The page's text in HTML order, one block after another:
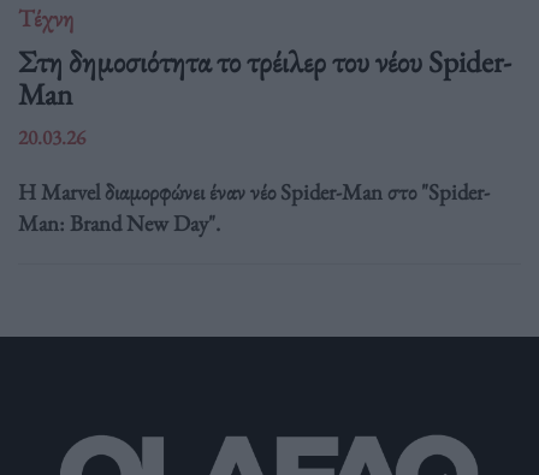
Τέχνη
Στη δημοσιότητα το τρέιλερ του νέου Spider-
Man
20.03.26
Η Marvel διαμορφώνει έναν νέο Spider-Man στο "Spider-
Man: Brand New Day".